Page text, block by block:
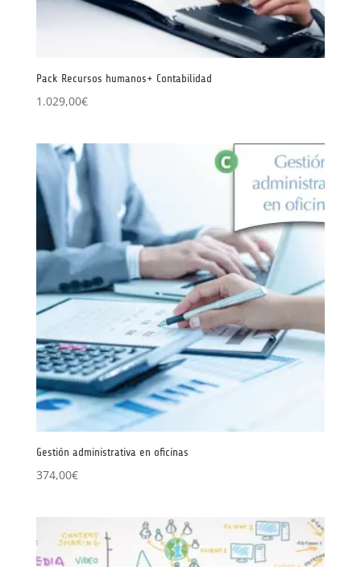
Pack Recursos humanos+ Contabilidad
1.029,00€
Gestión administrativa en oficinas
374,00€